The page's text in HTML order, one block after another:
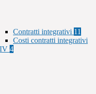
Contratti integrativi 11
Costi contratti integrativi
4